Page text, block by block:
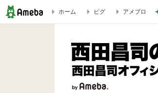
財政改革検討本部（給付付き税額控除） |
ホーム ピグ アメブロ